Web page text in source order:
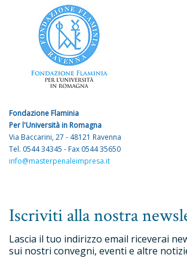
Fondazione Flaminia
Per l'Università in Romagna
Via Baccarini, 27 - 48121 Ravenna
Tel. 0544 34345 - Fax 0544 35650
info@masterpenaleimpresa.it
Iscriviti alla nostra
Lascia il tuo indirizzo email riceverai
sui nostri convegni, eventi e altre